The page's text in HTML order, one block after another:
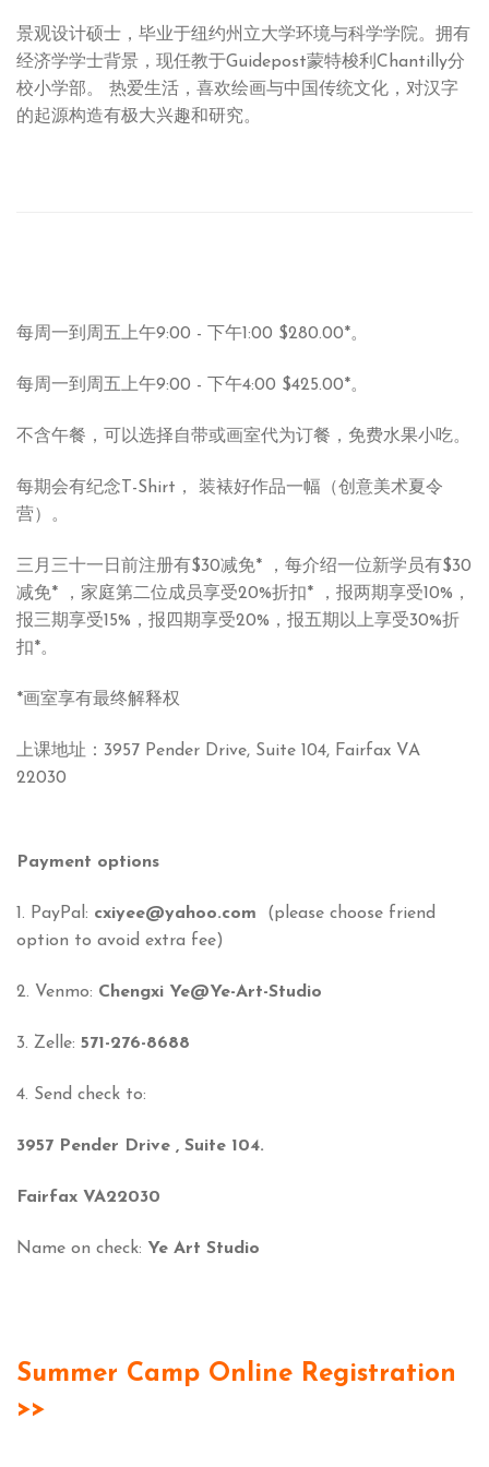
景观设计硕士，毕业于纽约州立大学环境与科学学院。拥有
经济学学士背景，现任教于Guidepost蒙特梭利Chantilly分
校小学部。 热爱生活，喜欢绘画与中国传统文化，对汉字
的起源构造有极大兴趣和研究。
每周一到周五上午9:00 - 下午1:00 $280.00*。
每周一到周五上午9:00 - 下午4:00 $425.00*。
不含午餐，可以选择自带或画室代为订餐，免费水果小吃。
每期会有纪念T-Shirt， 装裱好作品一幅（创意美术夏令
营）。
三月三十一日前注册有$30减免* ，每介绍一位新学员有$30
减免* ，家庭第二位成员享受20%折扣* ，报两期享受10%，
报三期享受15%，报四期享受20%，报五期以上享受30%折
扣*。
*画室享有最终解释权
上课地址：3957 Pender Drive, Suite 104, Fairfax VA
22030
Payment options
1. PayPal: cxiyee@yahoo.com (please choose friend
option to avoid extra fee)
2. Venmo: Chengxi Ye@Ye-Art-Studio
3. Zelle: 571-276-8688
4. Send check to:
3957 Pender Drive , Suite 104.
Fairfax VA22030
Name on check: Ye Art Studio
Summer Camp Online Registration
>>